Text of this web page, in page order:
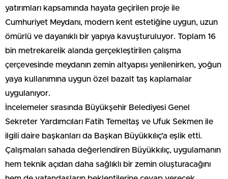
yatırımları kapsamında hayata geçirilen proje ile
Cumhuriyet Meydanı, modern kent estetiğine uygun, uzun
ömürlü ve dayanıklı bir yapıya kavuşturuluyor. Toplam 16
bin metrekarelik alanda gerçekleştirilen çalışma
çerçevesinde meydanın zemin altyapısı yenilenirken, yoğun
yaya kullanımına uygun özel bazalt taş kaplamalar
uygulanıyor.
İncelemeler sırasında Büyükşehir Belediyesi Genel
Sekreter Yardımcıları Fatih Temeltaş ve Ufuk Sekmen ile
ilgili daire başkanları da Başkan Büyükkılıç’a eşlik etti.
Çalışmaları sahada değerlendiren Büyükkılıç, uygulamanın
hem teknik açıdan daha sağlıklı bir zemin oluşturacağını